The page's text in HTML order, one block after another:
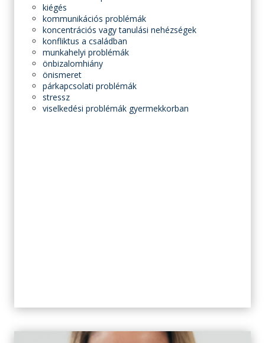
kiégés
kommunikációs problémák
koncentrációs vagy tanulási nehézségek
konfliktus a családban
munkahelyi problémák
önbizalomhiány
önismeret
párkapcsolati problémák
stressz
viselkedési problémák gyermekkorban